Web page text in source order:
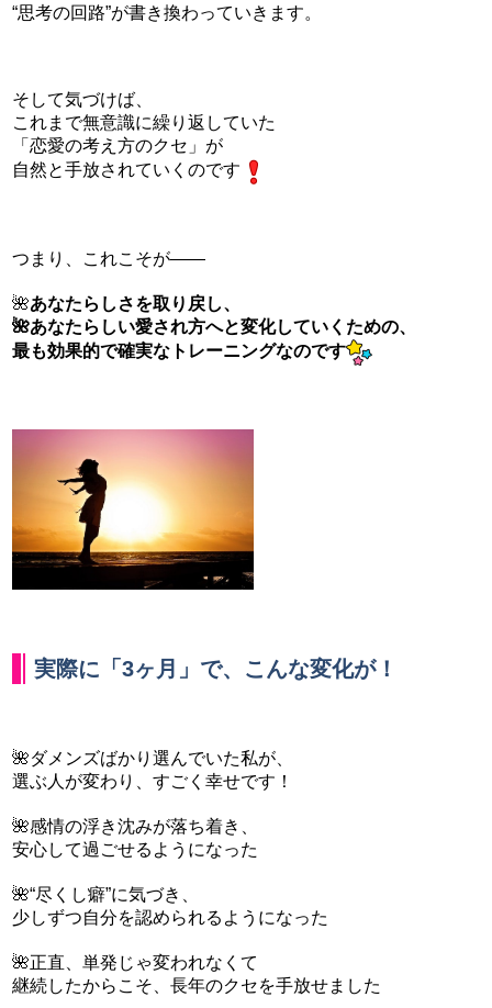
“思考の回路”が書き換わっていきます。
そして気づけば、
これまで無意識に繰り返していた
「恋愛の考え方のクセ」が
自然と手放されていくのです
つまり、これこそが——
🌺あなたらしさを取り戻し、
🌺あなたらしい愛され方へと変化していくための、
最も効果的で確実なトレーニングなのです
実際に「3ヶ月」で、こんな変化が！
🌺ダメンズばかり選んでいた私が、
選ぶ人が変わり、すごく幸せです！
🌺感情の浮き沈みが落ち着き、
安心して過ごせるようになった
🌺“尽くし癖”に気づき、
少しずつ自分を認められるようになった
🌺正直、単発じゃ変われなくて
継続したからこそ、長年のクセを手放せました